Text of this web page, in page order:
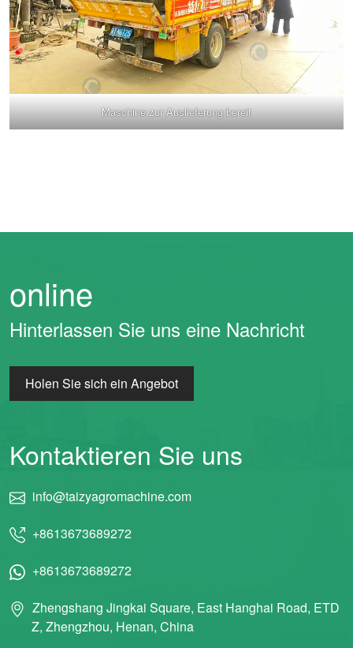
Maschine zur Auslieferung bereit
online
Hinterlassen Sie uns eine Nachricht
Holen Sie sich ein Angebot
Kontaktieren Sie uns
info@taizyagromachine.com
+8613673689272
+8613673689272
Zhengshang Jingkai Square, East Hanghai Road, ETD
Z, Zhengzhou, Henan, China